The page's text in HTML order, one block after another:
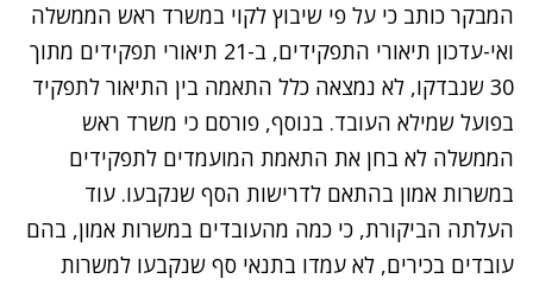
המבקר כותב כי על פי שיבוץ לקוי במשרד ראש הממשלה
ואי-עדכון תיאורי התפקידים, ב-21 תיאורי תפקידים מתוך
30 שנבדקו, לא נמצאה כלל התאמה בין התיאור לתפקיד
בפועל שמילא העובד. בנוסף, פורסם כי משרד ראש
הממשלה לא בחן את התאמת המועמדים לתפקידים
במשרות אמון בהתאם לדרישות הסף שנקבעו. עוד
העלתה הביקורת, כי כמה מהעובדים במשרות אמון, בהם
עובדים בכירים, לא עמדו בתנאי סף שנקבעו למשרות